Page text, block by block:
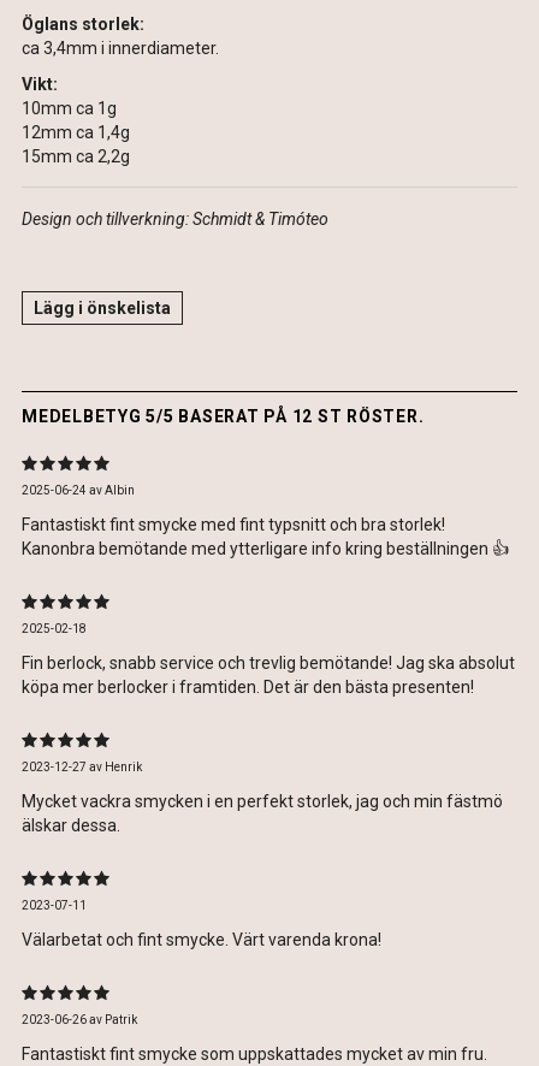
Öglans storlek:
ca 3,4mm i innerdiameter.
Vikt:
10mm ca 1g
12mm ca 1,4g
15mm ca 2,2g
Design och tillverkning: Schmidt & Timóteo
Lägg i önskelista
MEDELBETYG 5/5 BASERAT PÅ 12 ST RÖSTER.
2025-06-24 avAlbin
Fantastiskt fint smycke med fint typsnitt och bra storlek!
Kanonbra bemötande med ytterligare info kring beställningen 👍
2025-02-18
Fin berlock, snabb service och trevlig bemötande! Jag ska absolut
köpa mer berlocker i framtiden. Det är den bästa presenten!
2023-12-27 av Henrik
Mycket vackra smycken i en perfekt storlek, jag och min fästmö
älskar dessa.
2023-07-11
Välarbetat och fint smycke. Värt varenda krona!
2023-06-26av Patrik
Fantastiskt fint smycke som uppskattades mycket av min fru.